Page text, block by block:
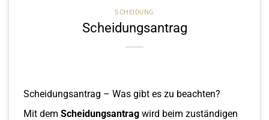
SCHEIDUNG
Scheidungsantrag
Scheidungsantrag – Was gibt es zu beachten?
Mit dem Scheidungsantrag wird beim zuständigen